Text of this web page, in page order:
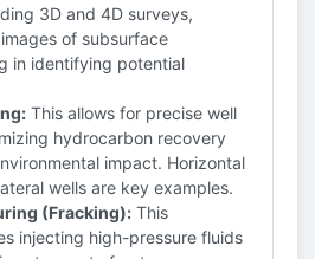
3D and 4D surveys,
of subsurface
in identifying potential
This allows for precise well
hydrocarbon recovery
impact. Horizontal
wells are key examples.
(Fracking): This
injecting high-pressure fluids